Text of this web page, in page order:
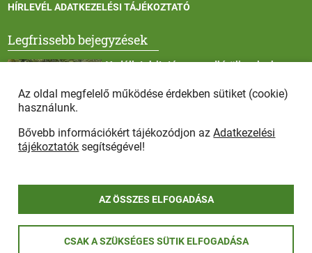
HÍRLEVÉL ADATKEZELÉSI TÁJÉKOZTATÓ
Legfrissebb bejegyzések
Vadállatok itatása a rendkívüli melegben
Afrikai sertéspestis - kérések a lakosság felé
jog fenntartva
Az oldal megfelelő működése érdekben sütiket (cookie)
használunk.
Bővebb információkért tájékozódjon azAdatkezelési
tájékoztatók segítségével!
AZ ÖSSZES ELFOGADÁSA
CSAK A SZÜKSÉGES SÜTIK ELFOGADÁSA